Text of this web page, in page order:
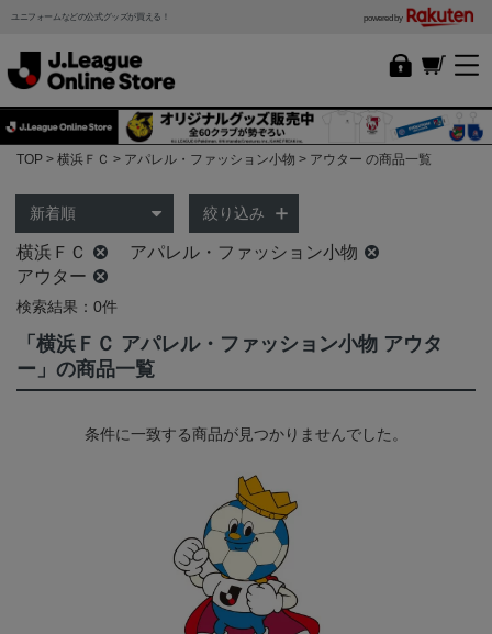
ユニフォームなどの公式グッズが買える！ powered by
TOP 横浜ＦＣ アパレル・ファッション小物 アウター の商品一覧
絞り込み
横浜ＦＣ
アパレル・ファッション小物
アウター
検索結果：0件
「横浜ＦＣ アパレル・ファッション小物 アウタ
ー」の商品一覧
条件に一致する商品が見つかりませんでした。